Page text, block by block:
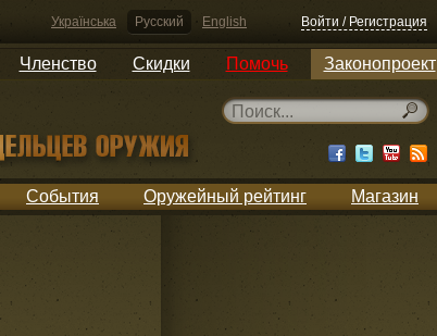
Українська Русский English Войти / Регистрация
Членство Скидки Помочь Законопроект
События Оружейный рейтинг Магазин